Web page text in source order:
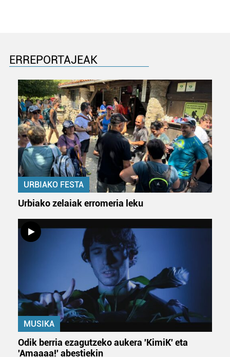
ERREPORTAJEAK
URBIAKO FESTA
Urbiako zelaiak erromeria leku
MUSIKA
Odik berria ezagutzeko aukera 'KimiK' eta
'Amaaaa!' abestiekin